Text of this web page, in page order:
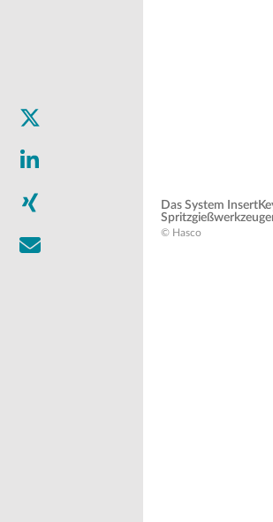
Das System
© Hasco